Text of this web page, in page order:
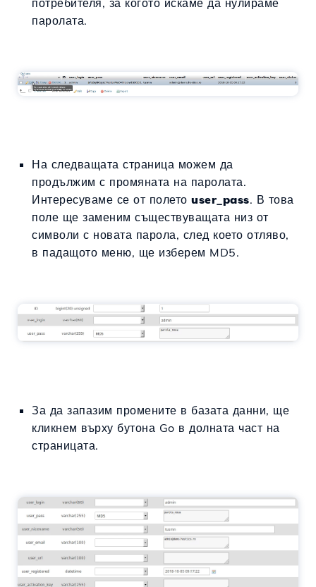
потребителя, за когото искаме да нулираме
паролата.
На следващата страница можем да
продължим с промяната на паролата.
Интересуваме се от полето user_pass. В това
поле ще заменим съществуващата низ от
символи с новата парола, след което отляво,
в падащото меню, ще изберем MD5.
За да запазим промените в базата данни, ще
кликнем върху бутона Go в долната част на
страницата.